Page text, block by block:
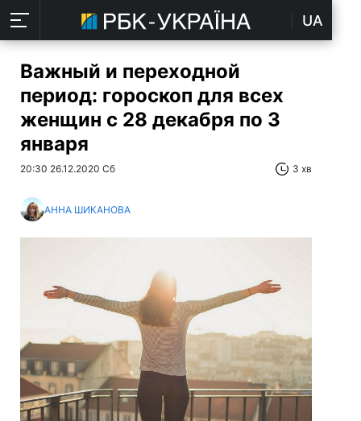
UA
Важный и переходной
период: гороскоп для всех
женщин с 28 декабря по 3
января
20:30 26.12.2020 Сб 3 хв
АННА ШИКАНОВА